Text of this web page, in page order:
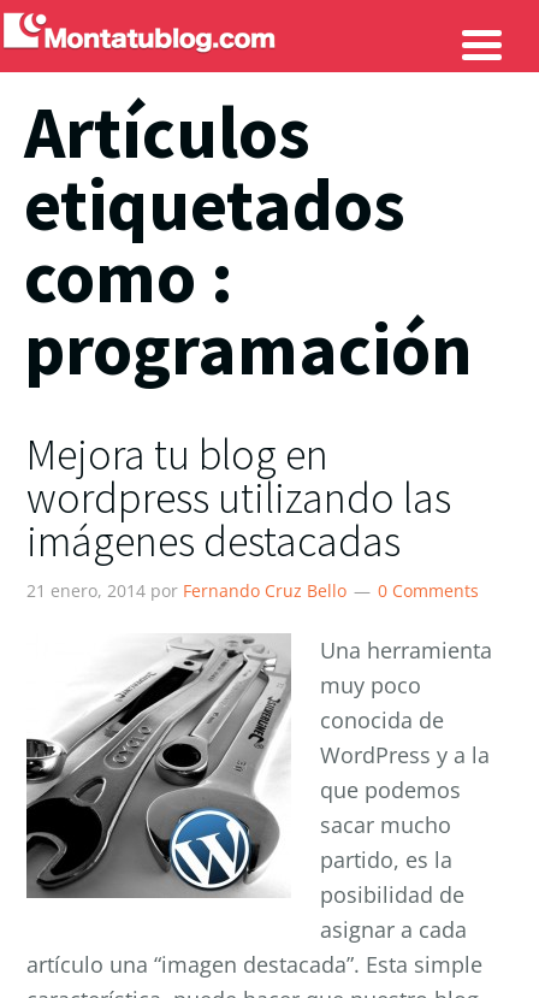
Artículos
etiquetados
como :
programación
Mejora tu blog en
wordpress utilizando las
imágenes destacadas
21 enero, 2014 por Fernando Cruz Bello 0 Comments
Una herramienta
muy poco
conocida de
WordPress y a la
que podemos
sacar mucho
partido, es la
posibilidad de
asignar a cada
artículo una “imagen destacada”. Esta simple